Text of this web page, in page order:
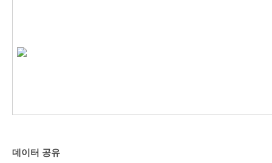
데이터 공유